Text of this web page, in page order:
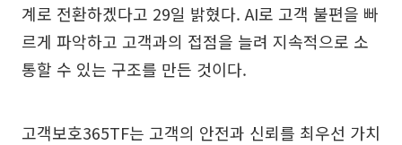
계로 전환하겠다고 29일 밝혔다. AI로 고객 불편을 빠
르게 파악하고 고객과의 접점을 늘려 지속적으로 소
통할 수 있는 구조를 만든 것이다.
고객보호365TF는 고객의 안전과 신뢰를 최우선 가치